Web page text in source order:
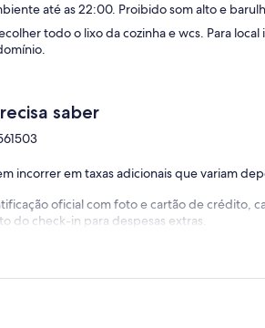
até as 22:00. Proibido som alto e
todo o lixo da cozinha e wcs. Para
saber
incorrer em taxas adicionais que variam
oficial com foto e cartão de crédito,
do check-in para despesas extras.